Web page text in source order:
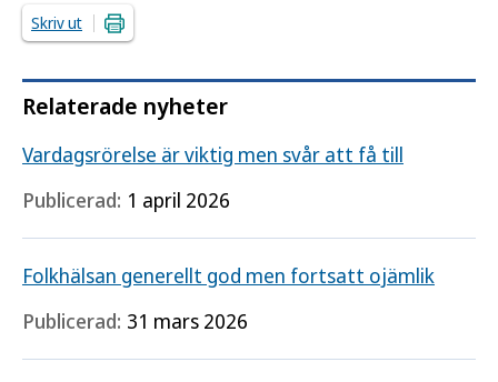
Skriv ut
Relaterade nyheter
Vardagsrörelse är viktig men svår att få till
Publicerad: 1 april 2026
Folkhälsan generellt god men fortsatt ojämlik
Publicerad: 31 mars 2026